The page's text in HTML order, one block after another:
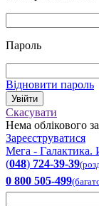
Пароль
Відновити пароль
Скасувати
Нема облікового
Зареєструватися
Мега - Галактика.
(048) 724-39-39
0 800 505-499